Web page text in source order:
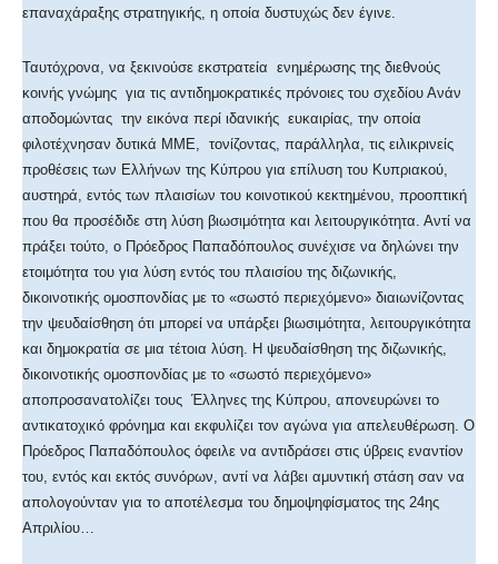
επαναχάραξης στρατηγικής, η οποία δυστυχώς δεν έγινε.
Ταυτόχρονα, να ξεκινούσε εκστρατεία ενημέρωσης της διεθνούς
κοινής γνώμης για τις αντιδημοκρατικές πρόνοιες του σχεδίου Ανάν
αποδομώντας την εικόνα περί ιδανικής ευκαιρίας, την οποία
φιλοτέχνησαν δυτικά ΜΜΕ, τονίζοντας, παράλληλα, τις ειλικρινείς
προθέσεις των Ελλήνων της Κύπρου για επίλυση του Κυπριακού,
αυστηρά, εντός των πλαισίων του κοινοτικού κεκτημένου, προοπτική
που θα προσέδιδε στη λύση βιωσιμότητα και λειτουργικότητα. Αντί να
πράξει τούτο, ο Πρόεδρος Παπαδόπουλος συνέχισε να δηλώνει την
ετοιμότητα του για λύση εντός του πλαισίου της διζωνικής,
δικοινοτικής ομοσπονδίας με το «σωστό περιεχόμενο» διαιωνίζοντας
την ψευδαίσθηση ότι μπορεί να υπάρξει βιωσιμότητα, λειτουργικότητα
και δημοκρατία σε μια τέτοια λύση. Η ψευδαίσθηση της διζωνικής,
δικοινοτικής ομοσπονδίας με το «σωστό περιεχόμενο»
αποπροσανατολίζει τους Έλληνες της Κύπρου, απονευρώνει το
αντικατοχικό φρόνημα και εκφυλίζει τον αγώνα για απελευθέρωση. Ο
Πρόεδρος Παπαδόπουλος όφειλε να αντιδράσει στις ύβρεις εναντίον
του, εντός και εκτός συνόρων, αντί να λάβει αμυντική στάση σαν να
απολογούνταν για το αποτέλεσμα του δημοψηφίσματος της 24ης
Απριλίου…